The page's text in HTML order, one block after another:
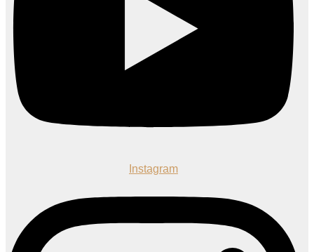
Instagram